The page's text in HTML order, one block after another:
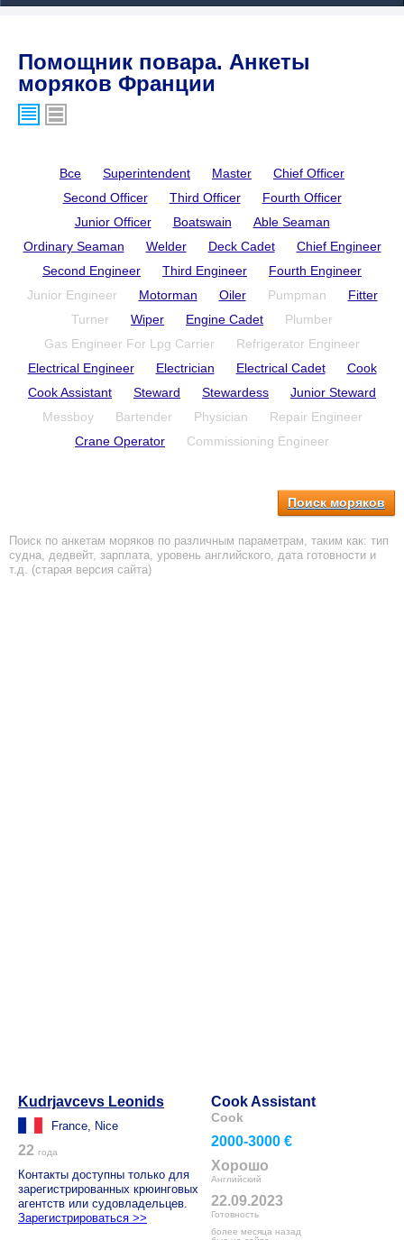
Помощник повара. Анкеты
моряков Франции
Все Superintendent Master
Chief Officer
Second Officer
Third Officer
Fourth Officer
Junior Officer
Boatswain
Able Seaman
Ordinary Seaman
Welder Deck Cadet
Chief Engineer
Second Engineer
Third Engineer
Fourth Engineer
Junior Engineer
Motorman Oiler Pumpman
Fitter
Turner
Wiper Engine Cadet
Plumber
Gas Engineer For Lpg Carrier
Refrigerator Engineer
Electrical Engineer
Electrician Electrical Cadet
Cook
Cook Assistant
Steward Stewardess
Junior Steward
Messboy
Bartender Physician
Repair Engineer
Crane Operator
Commissioning Engineer
Поиск моряков
Поиск по анкетам моряков по различным параметрам, таким как: тип
судна, дедвейт, зарплата, уровень английского, дата готовности и
т.д. (старая версия сайта)
Kudrjavcevs Leonids
France, Nice
22 года
Контакты доступны только для
зарегистрированных крюинговых
агентств или судовладельцев.
Зарегистрироваться >>
Cook Assistant
Cook
2000-3000 €
Хорошо
Английский
22.09.2023
Готовность
более месяца назад